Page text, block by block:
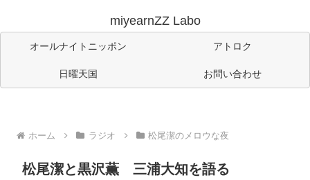
miyearnZZ Labo
オールナイトニッポン アトロク
日曜天国 お問い合わせ
ホーム ラジオ 松尾潔のメロウな夜
松尾潔と黒沢薫 三浦大知を語る